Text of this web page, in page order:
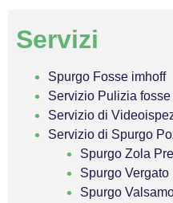
Servizi
Spurgo Fosse imhoff
Servizio Pulizia
Servizio di
Servizio di Spurgo
Spurgo Zola
Spurgo Vergato
Spurgo